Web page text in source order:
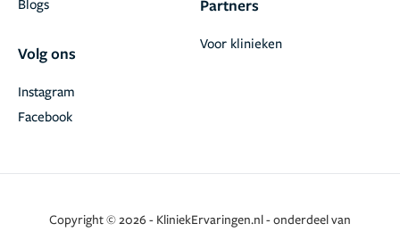
Volg ons
Facebook
Instagram
Partners
Voor klinieken
Copyright © 2026 - KliniekErvaringen.nl - onderdeel van